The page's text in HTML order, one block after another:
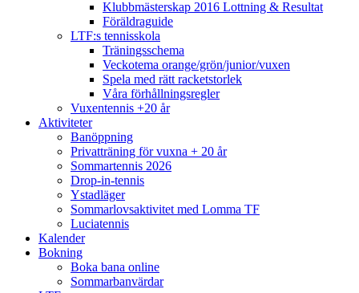
Klubbmästerskap 2016 Lottning & Resultat
Föräldraguide
LTF:s tennisskola
Träningsschema
Veckotema orange/grön/junior/vuxen
Spela med rätt racketstorlek
Våra förhållningsregler
Vuxentennis +20 år
Aktiviteter
Banöppning
Privatträning för vuxna + 20 år
Sommartennis 2026
Drop-in-tennis
Ystadläger
Sommarlovsaktivitet med Lomma TF
Luciatennis
Kalender
Bokning
Boka bana online
Sommarbanvärdar